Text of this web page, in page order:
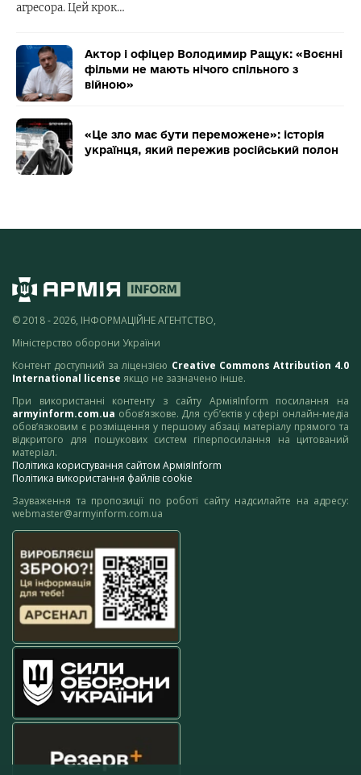
агресора. Цей крок…
Актор і офіцер Володимир Ращук: «Воєнні
фільми не мають нічого спільного з
війною»
«Це зло має бути переможене»: історія
українця, який пережив російський полон
© 2018 - 2026, ІНФОРМАЦІЙНЕ АГЕНТСТВО,
Міністерство оборони України
Контент доступний за ліцензією Creative Commons Attribution 4.0
International license якщо не зазначено інше.
При використанні контенту з сайту АрміяInform посилання на
armyinform.com.ua обов’язкове. Для суб’єктів у сфері онлайн-медіа
обов’язковим є розміщення у першому абзаці матеріалу прямого та
відкритого для пошукових систем гіперпосилання на цитований
матеріал.
Політика користування сайтом АрміяInform
Політика використання файлів cookie
Зауваження та пропозиції по роботі сайту надсилайте на адресу:
webmaster@armyinform.com.ua